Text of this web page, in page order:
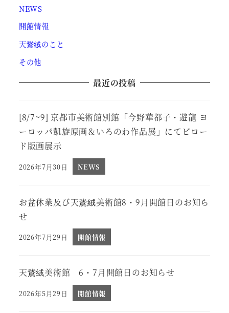
NEWS
開館情報
天鵞絨のこと
その他
最近の投稿
[8/7~9] 京都市美術館別館「今野華都子・遊龍 ヨ
ーロッパ凱旋原画＆いろのわ作品展」にてビロー
ド版画展示
投稿日
2026年7月30日 NEWS
お盆休業及び天鵞絨美術館8・9月開館日のお知ら
せ
投稿日
2026年7月29日 開館情報
天鵞絨美術館 6・7月開館日のお知らせ
投稿日
2026年5月29日 開館情報